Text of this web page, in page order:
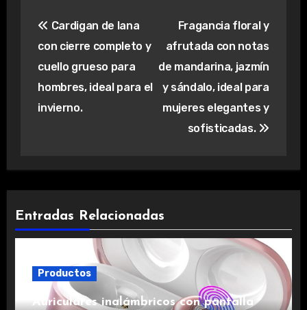
de
entradas
Cardigan de lana
con cierre completo y
cuello grueso para
hombres, ideal para el
invierno.
Fragancia floral y
afrutada con notas
de mandarina, jazmín
y sándalo, ideal para
mujeres elegantes y
sofisticadas.
Entradas Relacionadas
Productos
Auriculares inalámbricos con pantalla